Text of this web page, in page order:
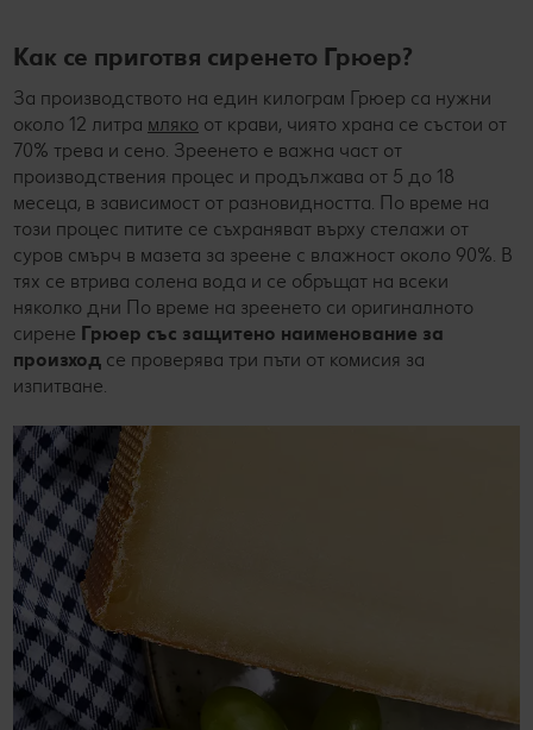
Как се приготвя сиренето Грюер?
За производството на един килограм Грюер са нужни
около 12 литра мляко от крави, чиято храна се състои от
70% трева и сено. Зреенето е важна част от
производствения процес и продължава от 5 до 18
месеца, в зависимост от разновидността. По време на
този процес питите се съхраняват върху стелажи от
суров смърч в мазета за зреене с влажност около 90%. В
тях се втрива солена вода и се обръщат на всеки
няколко дни По време на зреенето си оригиналното
сирене Грюер със защитено наименование за
произход се проверява три пъти от комисия за
изпитване.